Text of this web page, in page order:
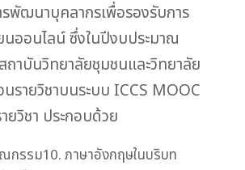
รพัฒนาบุคลากรเพื่อรองรับการ
นออนไลน์ ซึ่งในปีงบประมาณ
าบันวิทยาลัยชุมชนและวิทยาลัย
รายวิชาบนระบบ ICCS MOOC
ยวิชา ประกอบด้วย
กรรม10. ภาษาอังกฤษในบริบท